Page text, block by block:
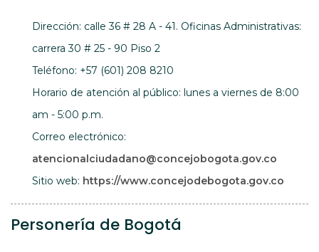
Dirección: calle 36 # 28 A - 41. Oficinas Administrativas:
carrera 30 # 25 - 90 Piso 2
Teléfono: +57 (601) 208 8210
Horario de atención al público: lunes a viernes de 8:00
am - 5:00 p.m.
Correo electrónico:
atencionalciudadano@concejobogota.gov.co
Sitio web: https://www.concejodebogota.gov.co
Personería de Bogotá